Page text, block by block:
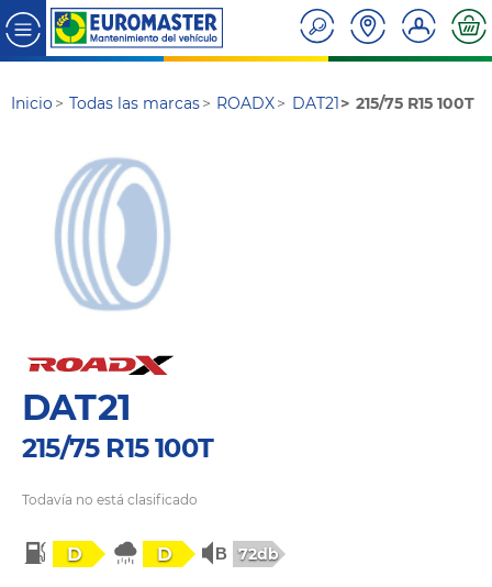
Inicio Todas las marcas ROADX DAT21 215/75 R15 100T
DAT21
215/75 R15 100T
Todavía no está clasificado
D D 72db